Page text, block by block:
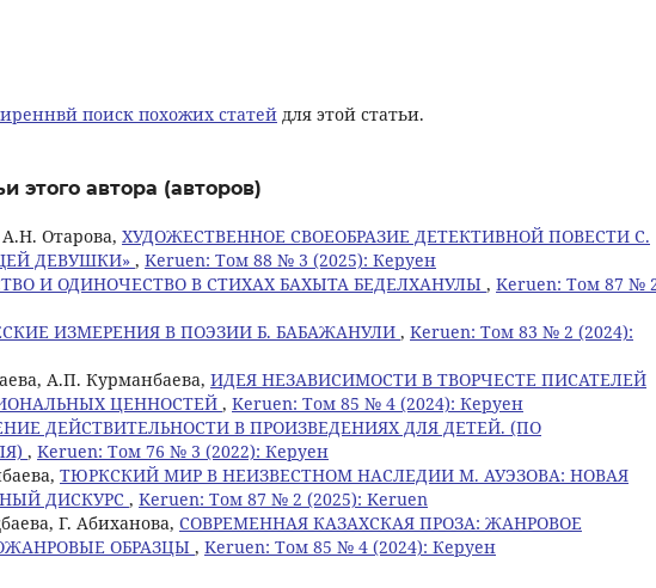
поиск похожих статей для этой статьи.
этого автора (авторов)
Отарова, ХУДОЖЕСТВЕННОЕ СВОЕОБРАЗИЕ ДЕТЕКТИВНОЙ ПОВЕСТИ С.
ДЕВУШКИ» , Keruen: Том 88 № 3 (2025): Керуен
И ОДИНОЧЕСТВО В СТИХАХ БАХЫТА БЕДЕЛХАНУЛЫ , Keruen: Том 87 №
ИЗМЕРЕНИЯ В ПОЭЗИИ Б. БАБАЖАНУЛИ , Keruen: Том 83 № 2 (2024):
А.П. Курманбаева, ИДЕЯ НЕЗАВИСИМОСТИ В ТВОРЧЕСТЕ ПИСАТЕЛЕЙ
ЦЕННОСТЕЙ , Keruen: Том 85 № 4 (2024): Керуен
ДЕЙСТВИТЕЛЬНОСТИ В ПРОИЗВЕДЕНИЯХ ДЛЯ ДЕТЕЙ. (ПО
, Keruen: Том 76 № 3 (2022): Керуен
ТЮРКСКИЙ МИР В НЕИЗВЕСТНОМ НАСЛЕДИИ М. АУЭЗОВА: НОВАЯ
ДИСКУРС , Keruen: Том 87 № 2 (2025): Keruen
Г. Абиханова, СОВРЕМЕННАЯ КАЗАХСКАЯ ПРОЗА: ЖАНРОВОЕ
ОБРАЗЦЫ , Keruen: Том 85 № 4 (2024): Керуен